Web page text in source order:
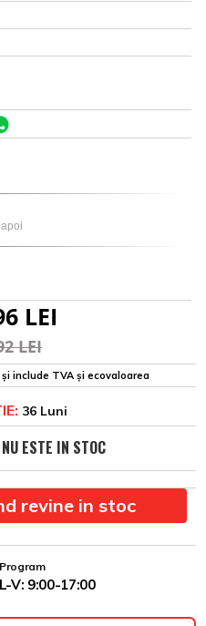
LEI
LEI
include TVA și ecovaloarea
36 Luni
NU ESTE IN STOC
revine in stoc
Program
L-V: 9:00-17:00